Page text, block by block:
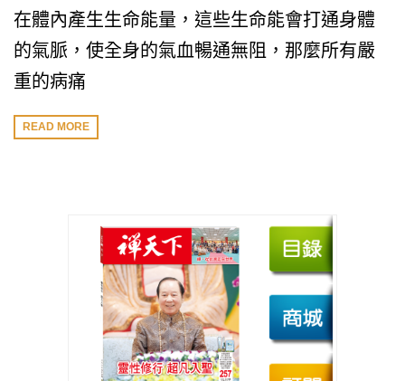
在體內產生生命能量，這些生命能會打通身體
的氣脈，使全身的氣血暢通無阻，那麼所有嚴
重的病痛
READ MORE